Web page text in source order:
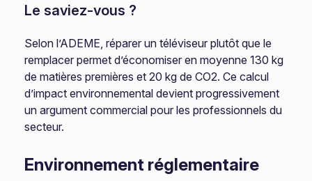
Le saviez-vous ?
Selon l’ADEME, réparer un téléviseur plutôt que le
remplacer permet d’économiser en moyenne 130 kg
de matières premières et 20 kg de CO2. Ce calcul
d’impact environnemental devient progressivement
un argument commercial pour les professionnels du
secteur.
Environnement réglementaire